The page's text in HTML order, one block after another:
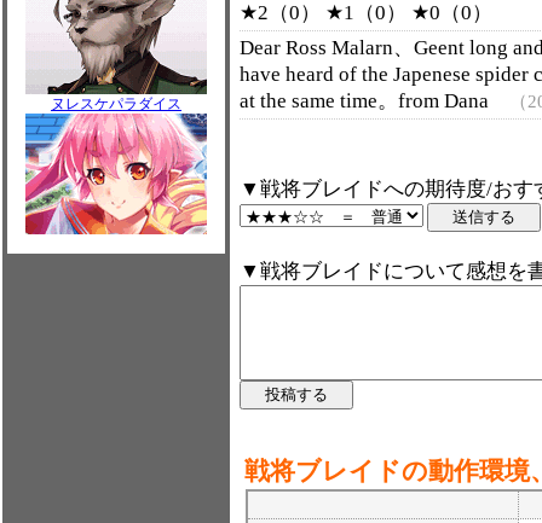
ヌレスケパラダイス
★2（0） ★1（0） ★0（0）
Dear Ross Malarn、Geent long
have heard of the Japenese
at the same time。from Dana
（
▼戦将ブレイドへの期待度/おす
▼戦将ブレイドについて感想を
戦将ブレイドの動作環境